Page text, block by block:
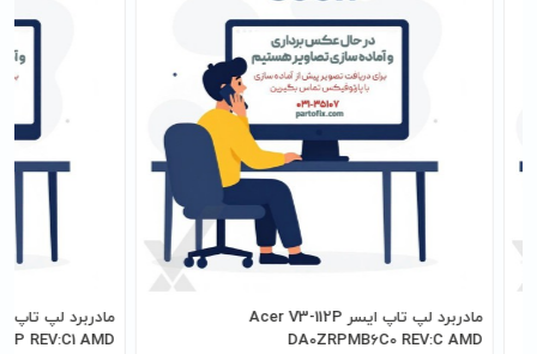
مادربرد لپ تاپ ایسر Acer V3-112P
DA0ZRPMB6C0 REV:C AMD
REV:C1 AMD